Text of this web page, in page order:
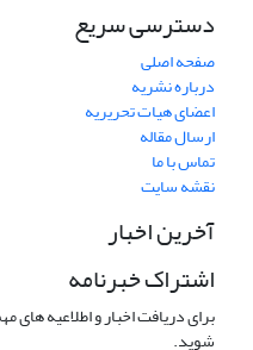
دسترسی سریع
صفحه اصلی
درباره نشریه
اعضای هیات تحریریه
ارسال مقاله
تماس با ما
نقشه سایت
آخرین اخبار
اشتراک خبرنامه
برای دریافت اخبار و اطلاعیه
شوید.